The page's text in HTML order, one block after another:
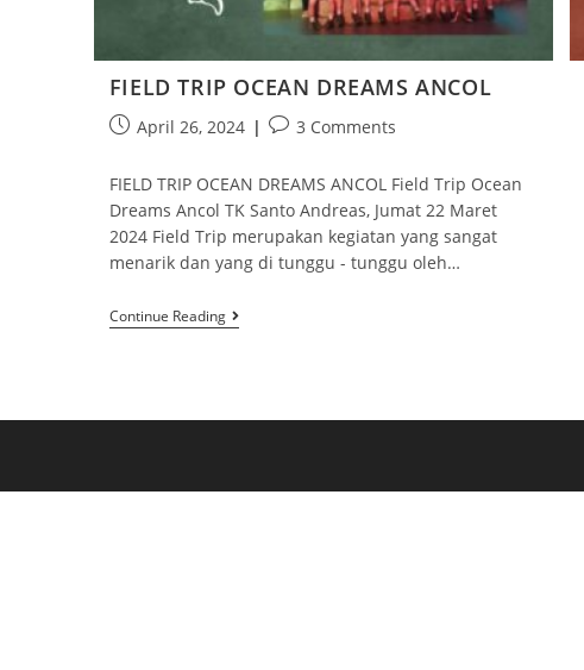
FIELD TRIP OCEAN DREAMS ANCOL
April 26, 2024 3 Comments
FIELD TRIP OCEAN DREAMS ANCOL Field Trip Ocean
Dreams Ancol TK Santo Andreas, Jumat 22 Maret
2024 Field Trip merupakan kegiatan yang sangat
menarik dan yang di tunggu - tunggu oleh…
Continue Reading